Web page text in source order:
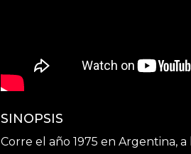
SINOPSIS
Corre el año 1975 en Argentina,